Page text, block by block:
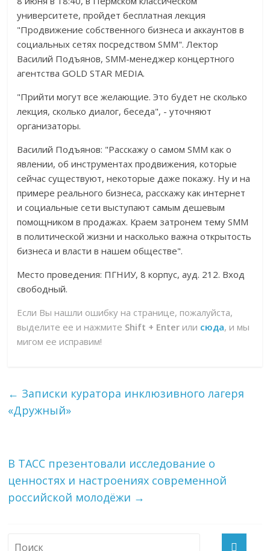
университете, пройдет бесплатная лекция
"Продвижение собственного бизнеса и аккаунтов в
социальных сетях посредством SMM". Лектор
Василий Подъянов, SMM-менеджер концертного
агентства GOLD STAR MEDIA.
"Прийти могут все желающие. Это будет не сколько
лекция, сколько диалог, беседа", - уточняют
организаторы.
Василий Подъянов: "Расскажу о самом SMM как о
явлении, об инструментах продвижения, которые
сейчас существуют, некоторые даже покажу. Ну и на
примере реального бизнеса, расскажу как интернет
и социальные сети выступают самым дешевым
помощником в продажах. Краем затронем тему SMM
в политической жизни и насколько важна открытость
бизнеса и власти в нашем обществе".
Место проведения: ПГНИУ, 8 корпус, ауд. 212. Вход
свободный.
Если Вы нашли ошибку на странице, пожалуйста,
выделите ее и нажмите Shift + Enter или сюда, и мы
мигом ее исправим!
← Записки куратора инклюзивного лагеря
«Дружный»
В ТАСС презентовали исследование о
ценностях и настроениях современной
российской молодёжи →